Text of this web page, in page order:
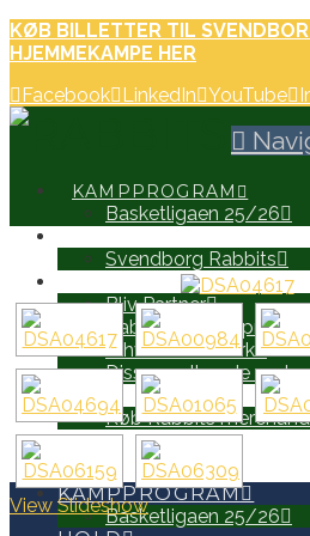
KØB BILLETTER TIL
HJEMMEKAMPE HER
Facebook LinkedIn YouTube
KAMPPROGRAM
Basketligaen 25/26
Svendborg Rabbits
Bliv Partner
Rabbits Partnerprospekt
Erhvervsnetværk
Disse er allerede
WEB SHOP
Køb Rabbits
SEARCH
KAMPPROGRAM
Basketligaen 25/26
View Slideshow